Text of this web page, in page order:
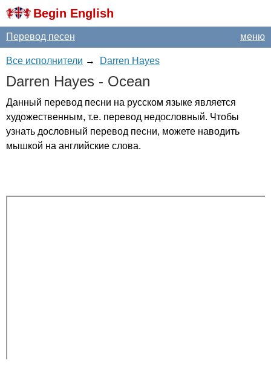
Begin English
меню
Перевод песен
Все исполнители → Darren Hayes
Darren Hayes - Ocean
Данный перевод песни на русском языке является
художественным, т.е. перевод недословный. Чтобы
узнать дословный перевод песни, можете наводить
мышкой на английские слова.